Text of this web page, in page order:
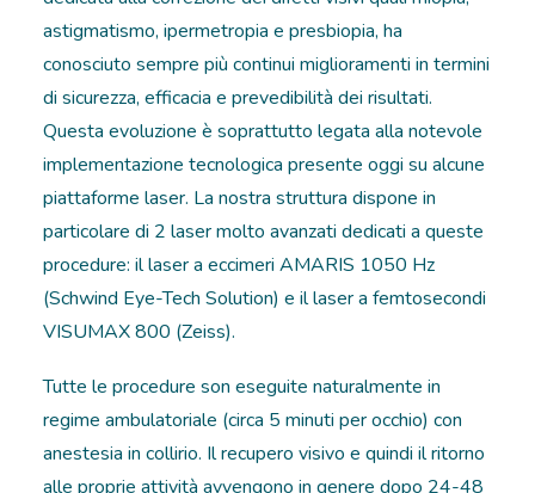
astigmatismo, ipermetropia e presbiopia, ha
conosciuto sempre più continui miglioramenti in termini
di sicurezza, efficacia e prevedibilità dei risultati.
Questa evoluzione è soprattutto legata alla notevole
implementazione tecnologica presente oggi su alcune
piattaforme laser. La nostra struttura dispone in
particolare di 2 laser molto avanzati dedicati a queste
procedure: il laser a eccimeri AMARIS 1050 Hz
(Schwind Eye-Tech Solution) e il laser a femtosecondi
VISUMAX 800 (Zeiss).
Tutte le procedure son eseguite naturalmente in
regime ambulatoriale (circa 5 minuti per occhio) con
anestesia in collirio. Il recupero visivo e quindi il ritorno
alle proprie attività avvengono in genere dopo 24-48